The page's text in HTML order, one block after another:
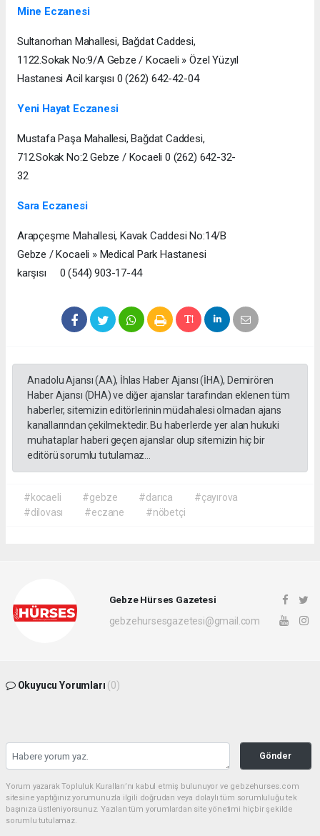
Mine Eczanesi
Sultanorhan Mahallesi, Bağdat Caddesi,
1122.Sokak No:9/A Gebze / Kocaeli » Özel Yüzyıl
Hastanesi Acil karşısı 0 (262) 642-42-04
Yeni Hayat Eczanesi
Mustafa Paşa Mahallesi, Bağdat Caddesi,
712.Sokak No:2 Gebze / Kocaeli 0 (262) 642-32-
32
Sara Eczanesi
Arapçeşme Mahallesi, Kavak Caddesi No:14/B
Gebze / Kocaeli » Medical Park Hastanesi
karşısı 0 (544) 903-17-44
Anadolu Ajansı (AA), İhlas Haber Ajansı (İHA), Demirören
Haber Ajansı (DHA) ve diğer ajanslar tarafından eklenen tüm
haberler, sitemizin editörlerinin müdahalesi olmadan ajans
kanallarından çekilmektedir. Bu haberlerde yer alan hukuki
muhataplar haberi geçen ajanslar olup sitemizin hiç bir
editörü sorumlu tutulamaz...
#kocaeli #gebze #darıca
#çayırova
#dilovası
#eczane #nöbetçi
Gebze Hürses Gazetesi
gebzehursesgazetesi@gmail.com
Okuyucu Yorumları (0)
Gönder
Yorum yazarak Topluluk Kuralları’nı kabul etmiş bulunuyor ve gebzehurses.com
sitesine yaptığınız yorumunuzla ilgili doğrudan veya dolaylı tüm sorumluluğu tek
başınıza üstleniyorsunuz. Yazılan tüm yorumlardan site yönetimi hiçbir şekilde
sorumlu tutulamaz.